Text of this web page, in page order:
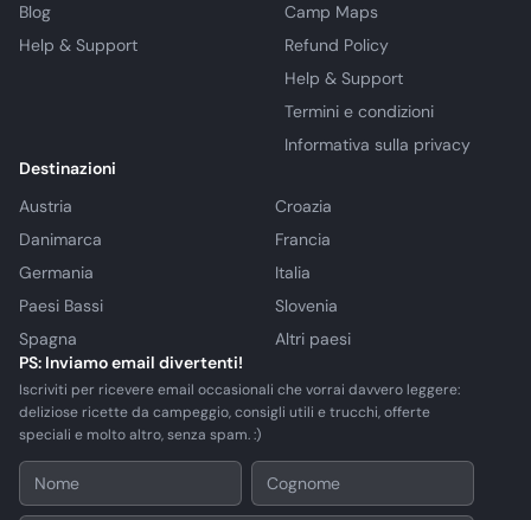
Blog
Help & Support
Camp Maps
Refund Policy
Help & Support
Termini e condizioni
Informativa sulla privacy
Destinazioni
Austria
Croazia
Danimarca
Francia
Germania
Italia
Paesi Bassi
Slovenia
Spagna
Altri paesi
PS: Inviamo email divertenti!
Iscriviti per ricevere email occasionali che vorrai davvero leggere:
deliziose ricette da campeggio, consigli utili e trucchi, offerte
speciali e molto altro, senza spam. :)